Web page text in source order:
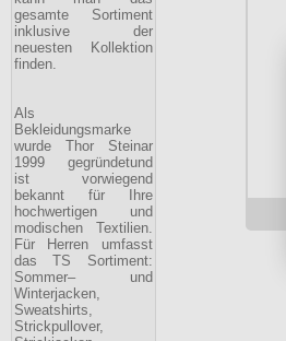
gesamte Sortiment
inklusive der
neuesten Kollektion
finden.
Als
Bekleidungsmarke
wurde Thor Steinar
1999 gegründetund
ist vorwiegend
bekannt für Ihre
hochwertigen und
modischen Textilien.
Für Herren umfasst
das TS Sortiment:
Sommer– und
Winterjacken,
Sweatshirts,
Strickpullover,